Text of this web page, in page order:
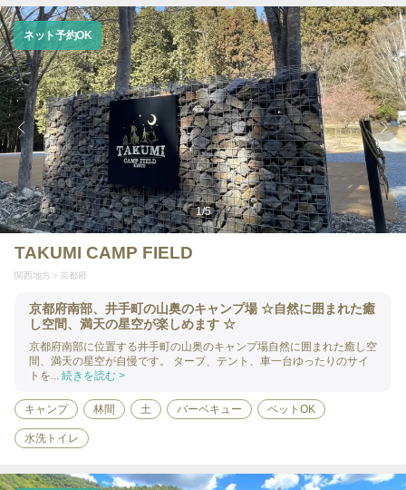
1/5
ネット予約OK
TAKUMI CAMP FIELD
関西地方 京都府
京都府南部、井手町の山奥のキャンプ場 ☆自然に囲まれた癒
し空間、満天の星空が楽しめます ☆
京都府南部に位置する井手町の山奥のキャンプ場自然に囲まれた癒し空
間、満天の星空が自慢です。 タープ、テント、車一台ゆったりのサイ
トを... 続きを読む >
キャンプ 林間 土 バーベキュー ペットOK
水洗トイレ